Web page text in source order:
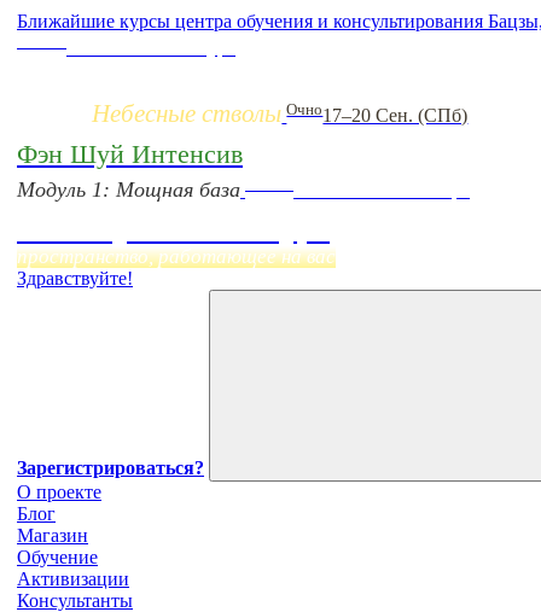
Ближайшие курсы центра обучения и консультирования
Небесные стволы Очно17–20 Сен. (СПб)
Фэн Шуй Интенсив
Модуль 1: Мощная база
пространство, работающее на вас
Здравствуйте!
Зарегистрироваться?
О проекте
Блог
Магазин
Обучение
Активизации
Консультанты